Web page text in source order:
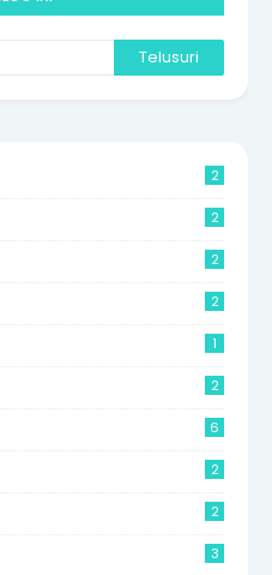
2
2
2
2
1
2
6
2
2
3